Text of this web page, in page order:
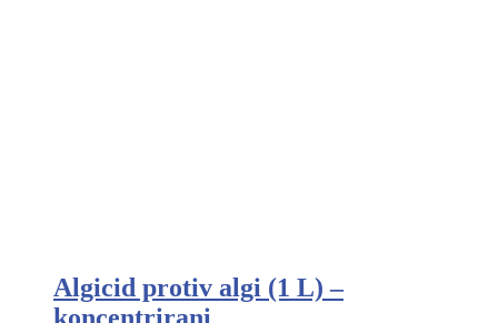
Algicid protiv algi (1 L) –